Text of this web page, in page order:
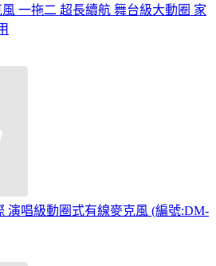
一拖二 超長續航 舞台級大動圈 家
演唱級動圈式有線麥克風 (編號:DM-